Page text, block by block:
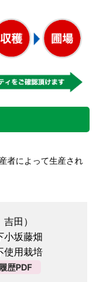
者によって生産され
田）
小坂藤畑
使用栽培
歴PDF